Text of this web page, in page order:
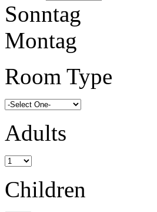
Sonntag
Montag
Room Type
Adults
Children